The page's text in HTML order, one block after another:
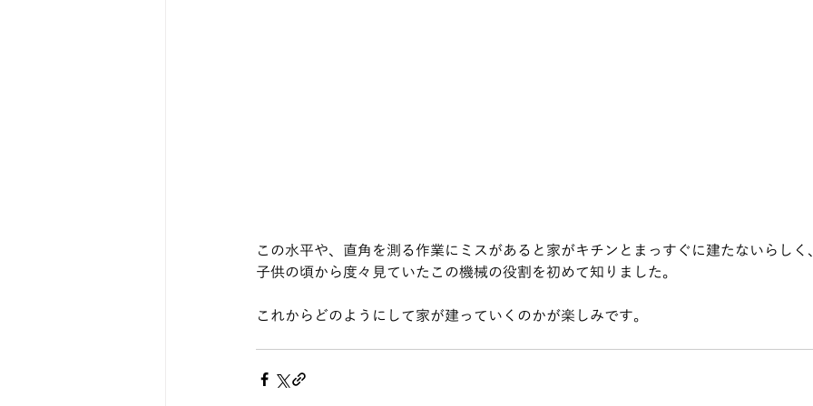
この水平や、直角を測る作業にミスがあると家がキチンとまっすぐに建たないらしく
子供の頃から度々見ていたこの機械の役割を初めて知りました。
これからどのようにして家が建っていくのかが楽しみです。